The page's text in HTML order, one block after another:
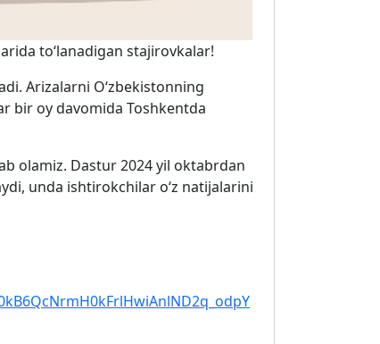
to‘lanadigan stajirovkalar!
Arizalarni O‘zbekistonning
bir oy davomida Toshkentda
olamiz. Dastur 2024 yil oktabrdan
unda ishtirokchilar o‘z natijalarini